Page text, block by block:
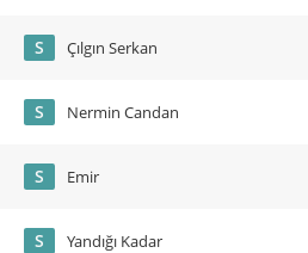
S Çılgın Serkan
S Nermin Candan
S Emir
S Yandığı Kadar